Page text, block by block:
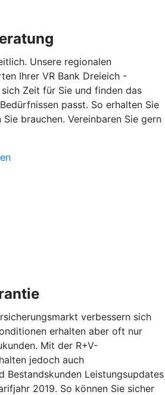
Unsere regionalen
Ihrer VR Bank Dreieich -
Zeit für Sie und finden das
passt. So erhalten Sie
brauchen. Vereinbaren Sie gern
verbessern sich
erhalten aber oft nur
Mit der R+V-
jedoch auch
Bestandskunden Leistungsupdates
2019. So können Sie sicher